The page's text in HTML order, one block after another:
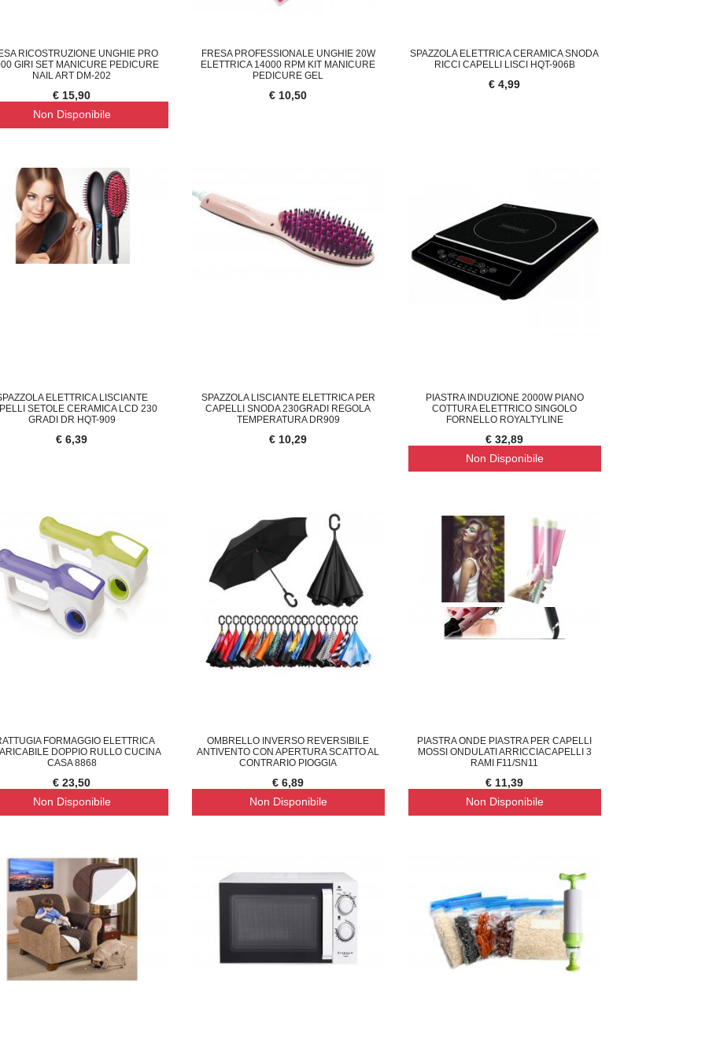
LAMPADA DA PARETE M COPPIA DEFLETTORE ARIA CONDIZIONATO
€ 13,29
FORNELLO A GAS DA CAMPEGGIO PORTATI
€ 23,00
CAMPANELLO WIRELESS
CON
RICOSTRUZIONE UNGHIE PRO
GIRI SET MANICURE PEDICURE
NAIL ART DM-202
€ 15,90
Non Disponibile
FRESA PROFESSIONALE UNGHIE 20W
ELETTRICA 14000 RPM KIT MANICURE
PEDICURE GEL
€ 10,50
SPAZZOLA ELETTRICA CERAMICA SNODA
RICCI CAPELLI LISCI HQT-906B
€ 4,99
ELETTRICA LISCIANTE
SETOLE CERAMICA LCD 230
GRADI DR HQT-909
€ 6,39
SPAZZOLA LISCIANTE ELETTRICA PER
CAPELLI SNODA 230GRADI REGOLA
TEMPERATURA DR909
€ 10,29
PIASTRA INDUZIONE 2000W PIANO
COTTURA ELETTRICO SINGOLO
FORNELLO ROYALTYLINE
€ 32,89
Non Disponibile
FORMAGGIO ELETTRICA
DOPPIO RULLO CUCINA
CASA 8868
€ 23,50
Non Disponibile
OMBRELLO INVERSO REVERSIBILE
ANTIVENTO CON APERTURA SCATTO AL
CONTRARIO PIOGGIA
€ 6,89
Non Disponibile
PIASTRA ONDE PIASTRA PER CAPELLI
MOSSI ONDULATI ARRICCIACAPELLI 3
RAMI F11/SN11
€ 11,39
Non Disponibile